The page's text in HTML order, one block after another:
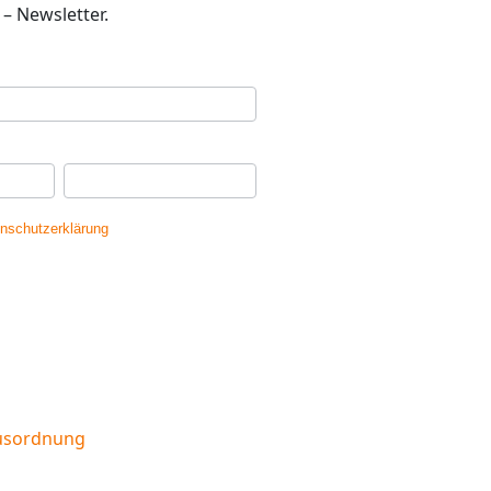
Newsletter.
gelesen und erkläre